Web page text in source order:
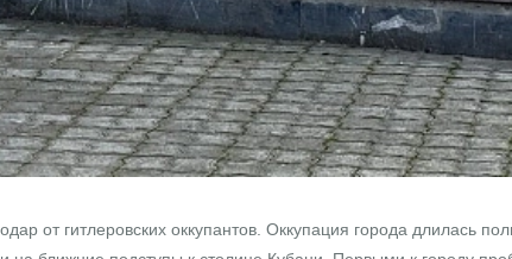
от гитлеровских оккупантов. Оккупация города длилась